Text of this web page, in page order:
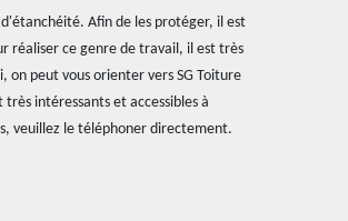
Afin de les protéger, il est
réaliser ce genre de travail, il est très
peut vous orienter vers SG Toiture
intéressants et accessibles à
veuillez le téléphoner directement.